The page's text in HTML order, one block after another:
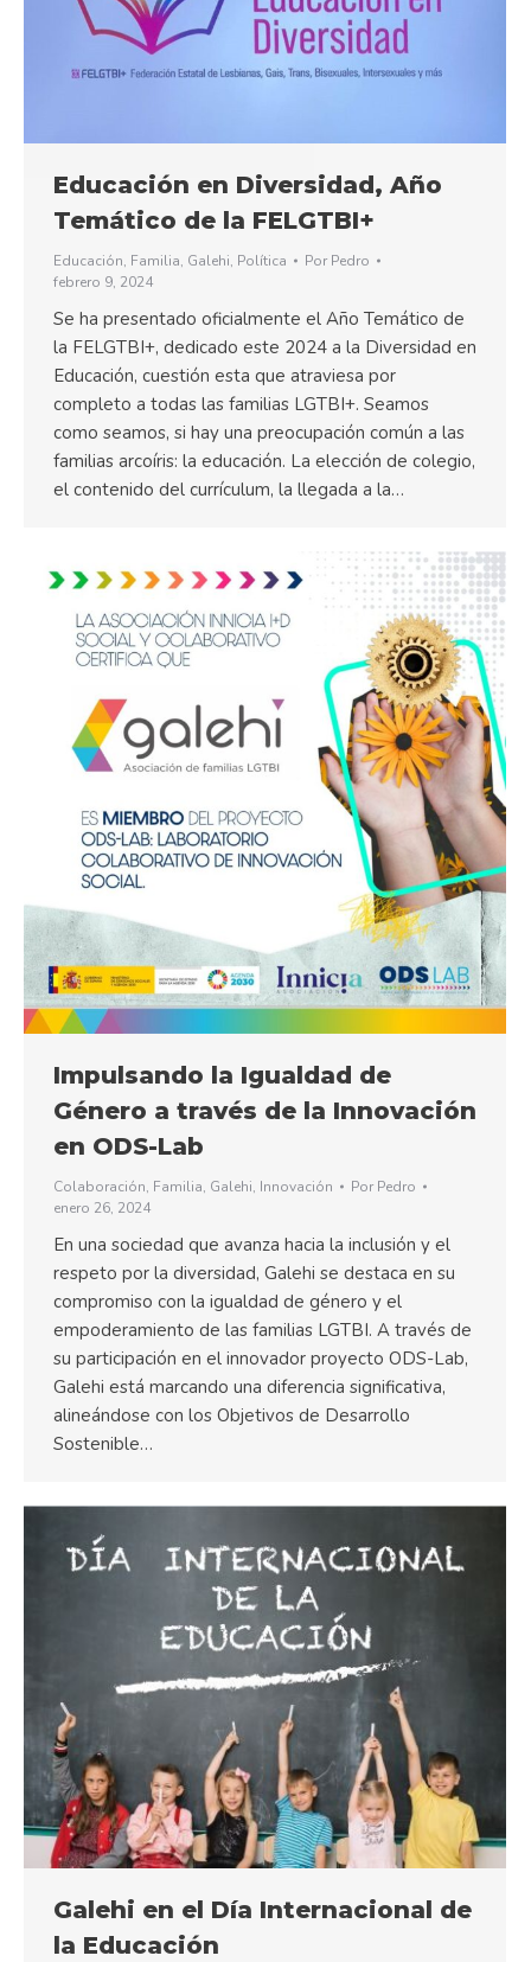
Educación en Diversidad, Año
Temático de la FELGTBI+
Educación, Familia, Galehi, Política Por Pedro
febrero 9, 2024
Se ha presentado oficialmente el Año Temático de
la FELGTBI+, dedicado este 2024 a la Diversidad en
Educación, cuestión esta que atraviesa por
completo a todas las familias LGTBI+. Seamos
como seamos, si hay una preocupación común a las
familias arcoíris: la educación. La elección de colegio,
el contenido del currículum, la llegada a la…
Impulsando la Igualdad de
Género a través de la Innovación
en ODS-Lab
Colaboración, Familia, Galehi, Innovación Por Pedro
enero 26, 2024
En una sociedad que avanza hacia la inclusión y el
respeto por la diversidad, Galehi se destaca en su
compromiso con la igualdad de género y el
empoderamiento de las familias LGTBI. A través de
su participación en el innovador proyecto ODS-Lab,
Galehi está marcando una diferencia significativa,
alineándose con los Objetivos de Desarrollo
Sostenible…
Galehi en el Día Internacional de
la Educación